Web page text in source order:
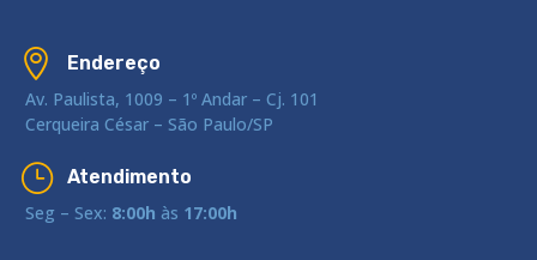

Endereço
Av. Paulista, 1009 – 1º Andar – Cj. 101
Cerqueira César – São Paulo/SP
}
Atendimento
Seg – Sex: 8:00h às 17:00h